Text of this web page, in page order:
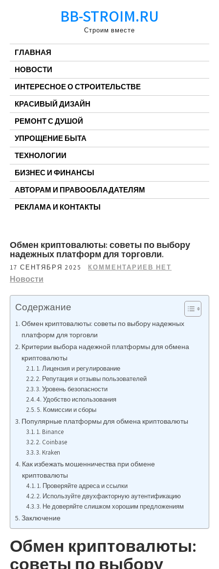
BB-STROIM.RU
Строим вместе
ГЛАВНАЯ
НОВОСТИ
ИНТЕРЕСНОЕ О СТРОИТЕЛЬСТВЕ
КРАСИВЫЙ ДИЗАЙН
РЕМОНТ С ДУШОЙ
УПРОЩЕНИЕ БЫТА
ТЕХНОЛОГИИ
БИЗНЕС И ФИНАНСЫ
АВТОРАМ И ПРАВООБЛАДАТЕЛЯМ
РЕКЛАМА И КОНТАКТЫ
Обмен криптовалюты: советы по выбору
надежных платформ для торговли.
17 СЕНТЯБРЯ 2025 КОММЕНТАРИЕВ НЕТ
Новости
Содержание
Обмен криптовалюты: советы по выбору надежных
платформ для торговли
Критерии выбора надежной платформы для обмена
криптовалюты
1. Лицензия и регулирование
2. Репутация и отзывы пользователей
3. Уровень безопасности
4. Удобство использования
5. Комиссии и сборы
Популярные платформы для обмена криптовалюты
1. Binance
2. Coinbase
3. Kraken
Как избежать мошенничества при обмене
криптовалюты
1. Проверяйте адреса и ссылки
2. Используйте двухфакторную аутентификацию
3. Не доверяйте слишком хорошим предложениям
Заключение
Обмен криптовалюты:
советы по выбору